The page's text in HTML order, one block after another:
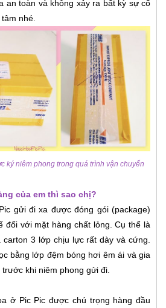
an toàn và không xảy ra bất kỳ sự cố
nhé.
ký niêm phong trong quá trình vận chuyển
của em thì sao chị?
gửi đi xa được đóng gói (package)
đối với mặt hàng chất lỏng. Cụ thể là
3 lớp chịu lực rất dày và cứng.
bằng lớp đệm bóng hơi êm ái và gia
khi niêm phong gửi đi.
ở Pic Pic được chú trọng hàng đầu